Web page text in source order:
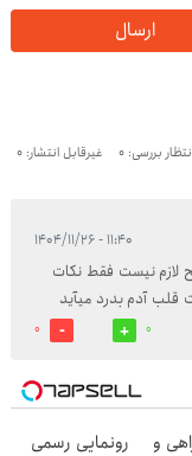
ارسال
بررسی: 0 غیرقابل انتشار: 0
۱۱:۴۰ - ۱۴۰۴/۱۱/۲۶
لازم نیست فقط نکات
قلب آدم بدرد میآید
0
0
و
رونمایی رسمی